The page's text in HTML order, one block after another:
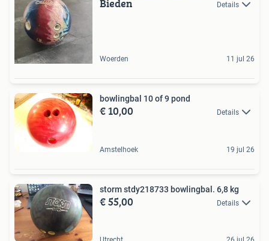
Bieden Details
Woerden 11 jul 26
bowlingbal 10 of 9 pond
€ 10,00 Details
Amstelhoek 19 jul 26
storm stdy218733 bowlingbal. 6,8 kg
€ 55,00 Details